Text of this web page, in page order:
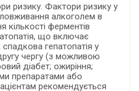
ризику. Фактори ризику у
алкоголем в
кількості ферментів
що включає
гепатопатія у
чергу (з можливою
діабет; ожиріння;
препаратами або
рекомендується